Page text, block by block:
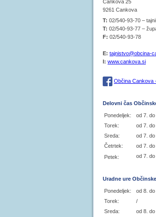
Cankova 25
9261 Cankova
T: 02/540-93-70 –
T: 02/540-93-77 –
F: 02/540-93-78
E: tajnistvo@obcina-
I: www.cankova.si
Občina Cankova
Delovni čas
Ponedeljek:
od 7.
Torek:
od 7.
Sreda:
od 7.
Četrtek:
od 7.
Petek:
od 7.
Uradne ure
Ponedeljek:
od 8.
Torek:
/
Sreda:
od 8.